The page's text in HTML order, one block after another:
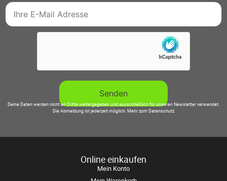
Deine Daten werden nicht an Dritte weitergegeben und ausschließlich für unseren Newsletter verwendet.
Die Abmeldung ist jederzeit möglich.Mehr zum Datenschutz
Online einkaufen
Mein Konto